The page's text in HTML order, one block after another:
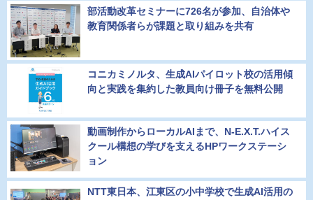
部活動改革セミナーに726名が参加、自治体や
教育関係者らが課題と取り組みを共有
コニカミノルタ、生成AIパイロット校の活用傾
向と実践を集約した教員向け冊子を無料公開
動画制作からローカルAIまで、N-E.X.T.ハイス
クール構想の学びを支えるHPワークステーシ
ョン
NTT東日本、江東区の小中学校で生成AI活用の